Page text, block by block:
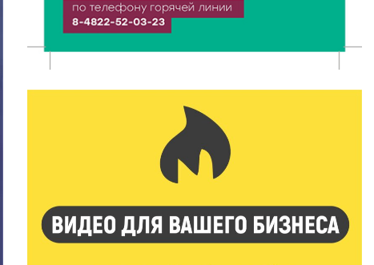
7 Авг 2026 15:41 109
115
Жителям Тверской области напомнили об
опасности домашних заготовок
Золотой век “Горьковки”: как А. М. Кузнецова
изменила библиотечную жизнь Верхневолжья